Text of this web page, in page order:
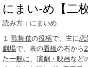
にまい‐め【二枚
読み方：にまいめ
１
歌舞伎の役柄で、主に恋
劇場で、表の看板の右から
た一般に 演劇・映画など